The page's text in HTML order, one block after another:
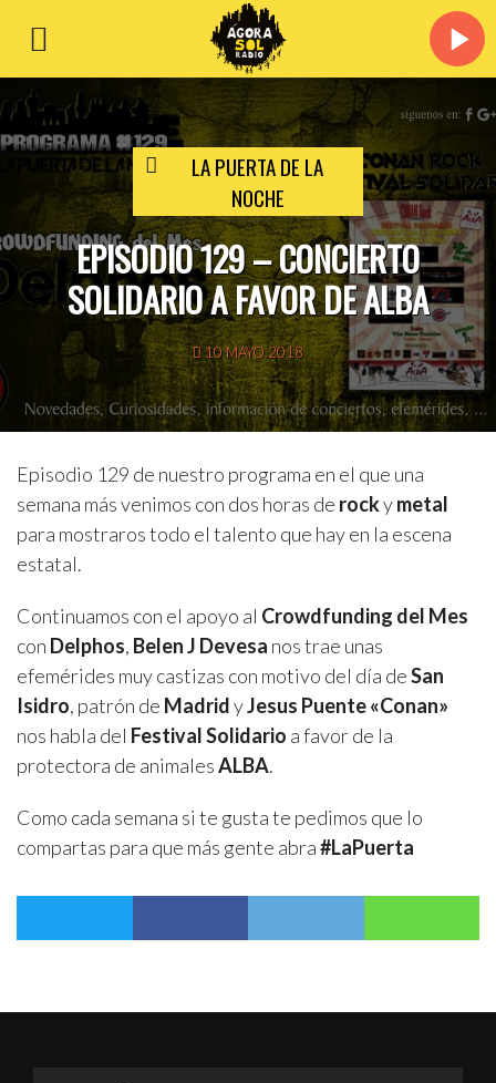
LA PUERTA DE LA
NOCHE
EPISODIO 129 – CONCIERTO
SOLIDARIO A FAVOR DE ALBA
10 MAYO 2018
Episodio 129 de nuestro programa en el que una
semana más venimos con dos horas de rockymetal
para mostraros todo el talento que hay en la escena
estatal.
Continuamos con el apoyo al Crowdfunding del Mes
con Delphos, Belen J Devesa nos trae unas
efemérides muy castizas con motivo del día deSan
Isidro, patrón de MadridyJesus Puente «Conan»
nos habla del Festival Solidario a favor de la
protectora de animalesALBA.
Como cada semana si te gusta te pedimos que lo
compartas para que más gente abra#LaPuerta